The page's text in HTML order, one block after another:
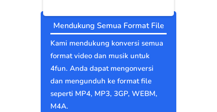
Mendukung Semua Format File
Kami mendukung konversi semua
format video dan musik untuk
4fun. Anda dapat mengonversi
dan mengunduh ke format file
seperti MP4, MP3, 3GP, WEBM,
M4A.